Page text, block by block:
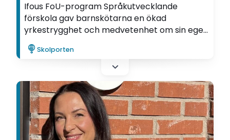
Ifous FoU-program Språkutvecklande
förskola gav barnskötarna en ökad
yrkestrygghet och medvetenhet om sin egen
betydelse för barnens språkutveckling. Det
visar Camilla Kulläng i sin utvecklingsartikel,
som skrivits inom ramen för FoU-
Skolporten